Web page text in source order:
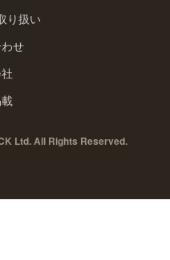
り扱い
せ
Ltd. All Rights Reserved.